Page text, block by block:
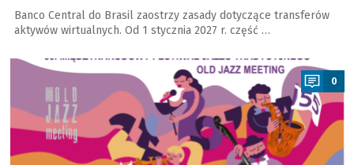
Banco Central do Brasil zaostrzy zasady dotyczące transferów
aktywów wirtualnych. Od 1 stycznia 2027 r. część …
a
0